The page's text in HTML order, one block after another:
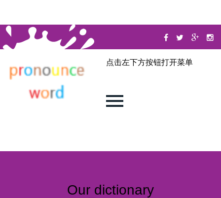
点击左下方按钮打开菜单
Our dictionary